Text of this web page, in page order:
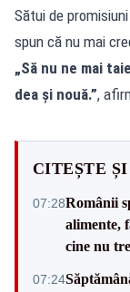
Sătui de promisiuni
spun că nu mai
„Să nu ne mai
dea și nouă.”,
CITEȘTE ȘI
07:28Românii
alimente,
cine nu
07:24